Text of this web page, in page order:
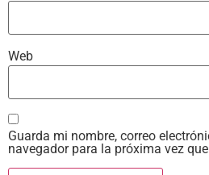
Web
Guarda mi nombre, correo
navegador para la próxima vez